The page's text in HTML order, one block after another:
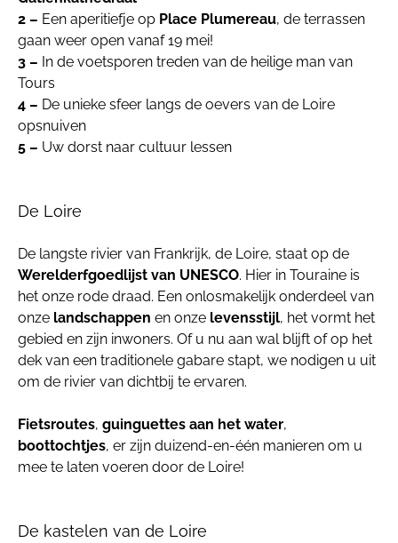
2 – Een aperitiefje op Place Plumereau, de terrassen
gaan weer open vanaf 19 mei!
3 – In de voetsporen treden van de heilige man van
Tours
4 – De unieke sfeer langs de oevers van de Loire
opsnuiven
5 – Uw dorst naar cultuur lessen
De Loire
De langste rivier van Frankrijk, de Loire, staat op de
Werelderfgoedlijst van UNESCO. Hier in Touraine is
het onze rode draad. Een onlosmakelijk onderdeel van
onze landschappen en onze levensstijl, het vormt het
gebied en zijn inwoners. Of u nu aan wal blijft of op het
dek van een traditionele gabare stapt, we nodigen u uit
om de rivier van dichtbij te ervaren.
Fietsroutes, guinguettes aan het water,
boottochtjes, er zijn duizend-en-één manieren om u
mee te laten voeren door de Loire!
De kastelen van de Loire